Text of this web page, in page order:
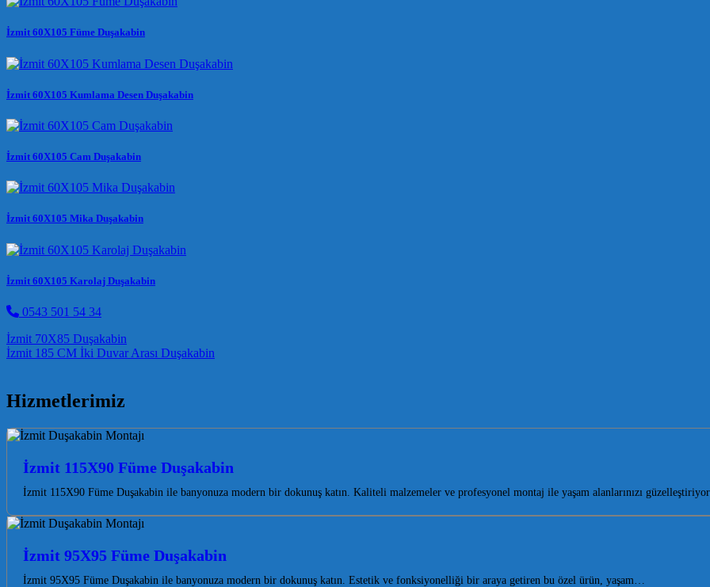
İzmit 60X105 Füme Duşakabin
İzmit 60X105 Kumlama Desen Duşakabin
İzmit 60X105 Cam Duşakabin
İzmit 60X105 Mika Duşakabin
İzmit 60X105 Karolaj Duşakabin
0543 501 54 34
Post navigation
İzmit 70X85 Duşakabin
İzmit 185 CM İki Duvar Arası Duşakabin
Hizmetlerimiz
İzmit 115X90 Füme Duşakabin
İzmit 115X90 Füme Duşakabin ile banyonuza modern bir dokunuş katın. Kaliteli malzemeler ve profesyonel montaj ile yaşam alanlarınızı
İzmit 95X95 Füme Duşakabin
İzmit 95X95 Füme Duşakabin ile banyonuza modern bir dokunuş katın. Estetik ve fonksiyonelliği bir araya getiren bu özel ürün, yaşam…